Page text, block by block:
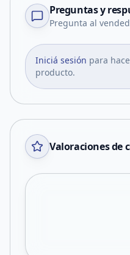
Preguntas y
Pregunta al
Iniciá sesión para
producto.
Valoraciones de